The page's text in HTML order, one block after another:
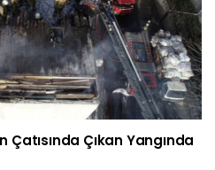
Çıkan Yangında